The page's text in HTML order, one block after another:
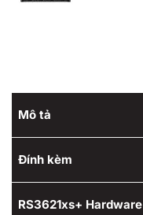
Mô tả
Đính kèm
RS3621xs+ Hardware